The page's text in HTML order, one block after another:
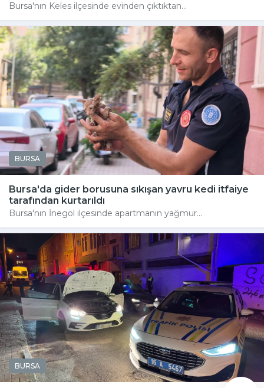
Bursa'nın Keles ilçesinde evinden çıktıktan...
BURSA
Bursa'da gider borusuna sıkışan yavru kedi itfaiye
tarafından kurtarıldı
Bursa'nın İnegöl ilçesinde apartmanın yağmur...
BURSA